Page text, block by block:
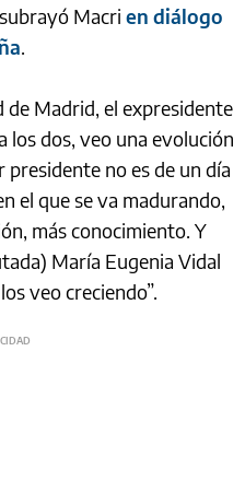
Macri en diálogo
.
de Madrid, el expresidente
los dos, veo una evolución
presidente no es de un día
el que se va madurando,
más conocimiento. Y
María Eugenia Vidal
veo creciendo”.